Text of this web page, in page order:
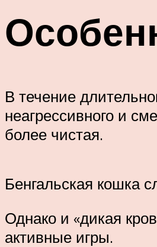
В течение
неагрессивного и
более чистая.
Бенгальская кошка
Однако и «дикая
активные игры.